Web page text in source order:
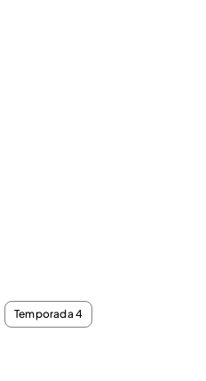
Temporada 4